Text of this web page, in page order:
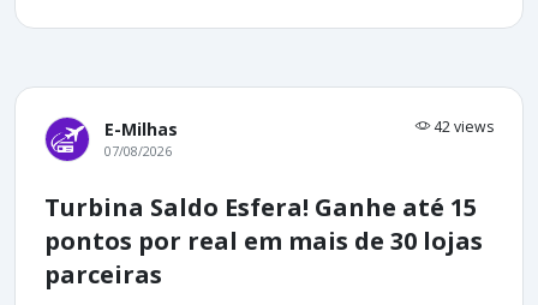
E-Milhas 42 views
07/08/2026
Turbina Saldo Esfera! Ganhe até 15
pontos por real em mais de 30 lojas
parceiras